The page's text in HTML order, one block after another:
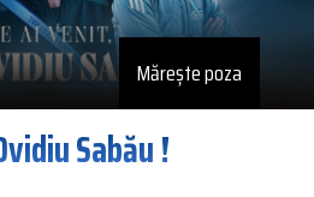
Mărește poza
Sabău !